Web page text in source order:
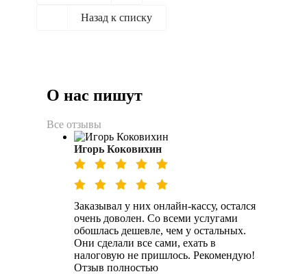
Назад к списку
О нас пишут
Все отзывы
Игорь Коковихин
Заказывал у них онлайн-кассу, остался
очень доволен. Со всеми услугами
обошлась дешевле, чем у остальных.
Они сделали все сами, ехать в
налоговую не пришлось. Рекомендую!
Отзыв полностью